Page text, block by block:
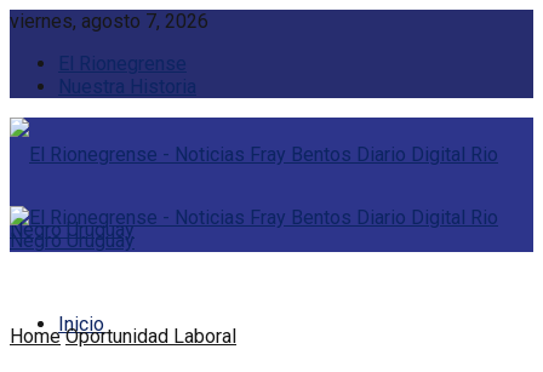
viernes, agosto 7, 2026
El Rionegrense
Nuestra Historia
Inicio
Home Oportunidad Laboral